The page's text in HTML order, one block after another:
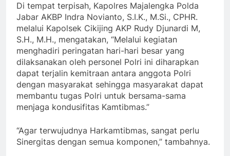
Di tempat terpisah, Kapolres Majalengka Polda
Jabar AKBP Indra Novianto, S.I.K., M.Si., CPHR.
melalui Kapolsek Cikijing AKP Rudy Djunardi M,
S.H., M.H., mengatakan, “Melalui kegiatan
menghadiri peringatan hari-hari besar yang
dilaksanakan oleh personel Polri ini diharapkan
dapat terjalin kemitraan antara anggota Polri
dengan masyarakat sehingga masyarakat dapat
membantu tugas Polri untuk bersama-sama
menjaga kondusifitas Kamtibmas.”
“Agar terwujudnya Harkamtibmas, sangat perlu
Sinergitas dengan semua komponen,” tambahnya.